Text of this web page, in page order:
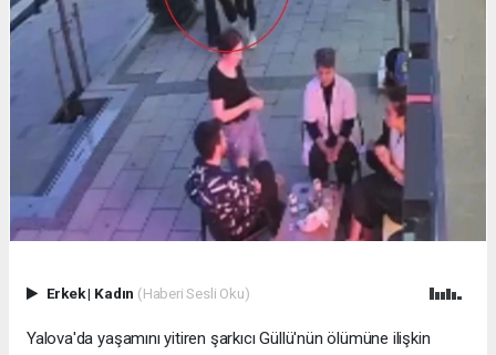
Erkek| Kadın (Haberi Sesli Oku)
Yalova'da yaşamını yitiren şarkıcı Güllü'nün ölümüne ilişkin